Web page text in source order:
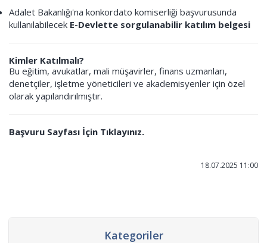
Kategoriler
Adalet Bakanlığı'na konkordato komiserliği başvurusunda
kullanılabilecek E-Devlette sorgulanabilir katılım belgesi
Kimler Katılmalı?
Bu eğitim, avukatlar, mali müşavirler, finans uzmanları,
denetçiler, işletme yöneticileri ve akademisyenler için özel
olarak yapılandırılmıştır.
Başvuru Sayfası İçin Tıklayınız.
18.07.2025 11:00